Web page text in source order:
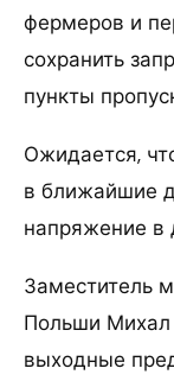
фермеров и
сохранить
пункты
Ожидается,
в ближайшие
напряжение в
Заместитель
Польши Михал
выходные